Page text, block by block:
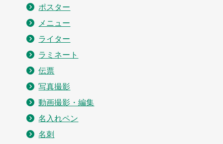
ポスター
メニュー
ライター
ラミネート
伝票
写真撮影
動画撮影・編集
名入れペン
名刺